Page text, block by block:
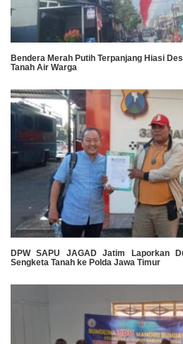
Bendera Merah Putih Terpanjang Hiasi
Tanah Air Warga
DPW SAPU JAGAD Jatim Laporkan
Sengketa Tanah ke Polda Jawa Timur